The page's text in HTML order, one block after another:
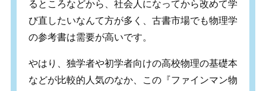
るところなどから、社会人になってから改めて学
び直したいなんて方が多く、古書市場でも物理学
の参考書は需要が高いです。
やはり、独学者や初学者向けの高校物理の基礎本
などが比較的人気のなか、この『ファインマン物